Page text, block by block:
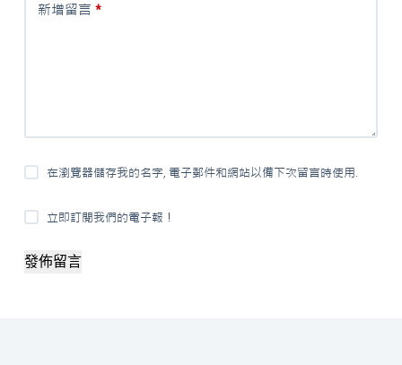
新增留言 *
在瀏覽器儲存我的名字, 電子郵件和網站以備下次留言時使用.
立即訂閱我們的電子報！
發佈留言